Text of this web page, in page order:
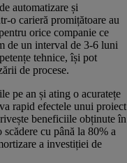
automatizare și
o carieră promițătoare au
orice companie ce
de un interval de 3-6 luni
tehnice, își pot
de procese.
pe an și ating o acuratețe
rapid efectele unui proiect
beneficiile obținute în
cu până la 80% a
a investiției de